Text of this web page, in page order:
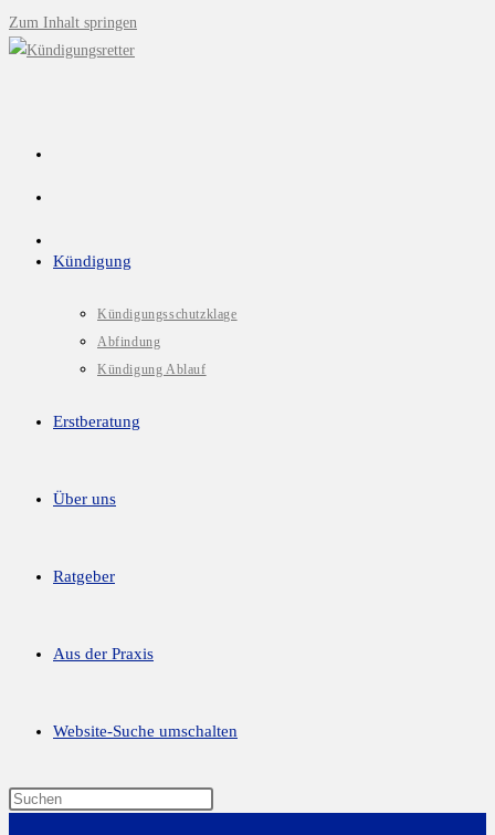
Zum Inhalt springen
Kündigung
Kündigungsschutzklage
Abfindung
Kündigung Ablauf
Erstberatung
Über uns
Ratgeber
Aus der Praxis
Website-Suche umschalten